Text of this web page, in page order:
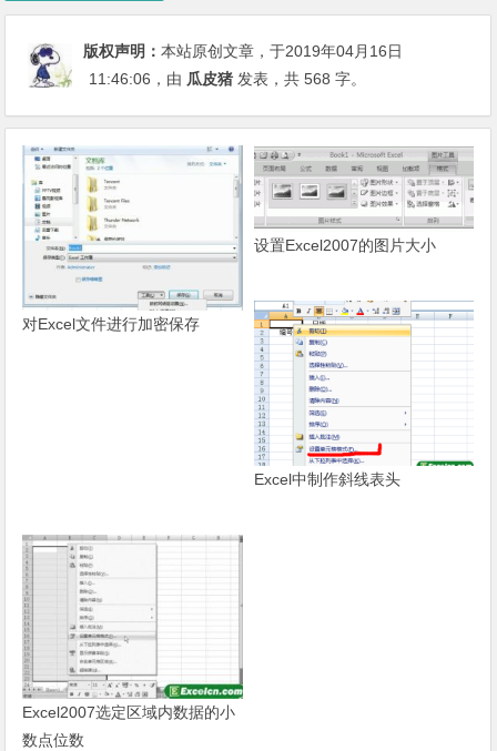
版权声明：本站原创文章，于2019年04月16日
11:46:06 ，由 瓜皮猪 发表，共 568 字。
对Excel文件进行加密保存
设置Excel2007的图片大小
Excel中制作斜线表头
Excel2007选定区域内数据的小
数点位数